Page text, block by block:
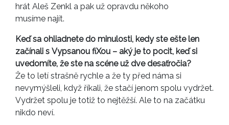
hrát Aleš Zenkl a pak už opravdu někoho
musíme najít.
Keď sa ohliadnete do minulosti, kedy ste ešte len
začínali s Vypsanou fiXou – aký je to pocit, keď si
uvedomíte, že ste na scéne už dve desaťročia?
Že to letí strašně rychle a že ty před náma si
nevymýšleli, když říkali, že stačí jenom spolu vydržet.
Vydržet spolu je totiž to nejtěžší. Ale to na začátku
nikdo neví.